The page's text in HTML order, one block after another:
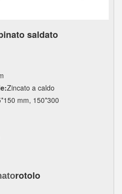
saldato
Zincato a caldo
mm, 150*300
rotolo